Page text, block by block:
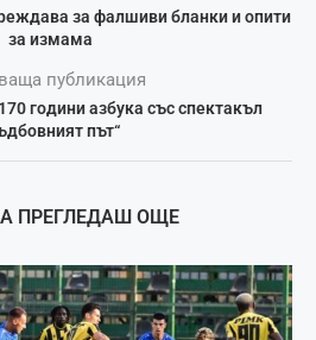
за фалшиви бланки и опити
за измама
публикация
години азбука със спектакъл
път“
ПРЕГЛЕДАШ ОЩЕ